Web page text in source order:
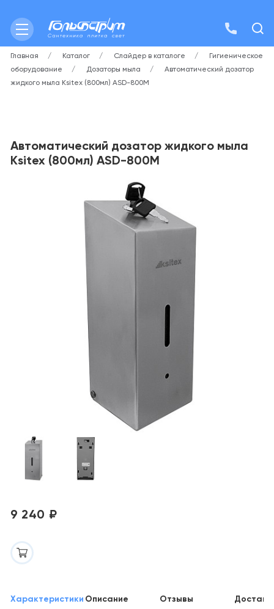
Главная Каталог Слайдер в каталоге
Гигиеническое
оборудование
Дозаторы мыла
Автоматический дозатор
жидкого мыла Ksitex (800мл) ASD-800M
Автоматический дозатор жидкого мыла
Ksitex (800мл) ASD-800M
9 240 ₽
Характеристики Описание Отзывы